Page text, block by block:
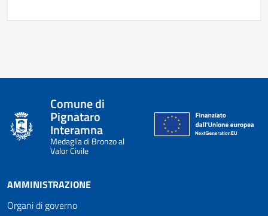
Comune di
Pignataro
Interamna
Medaglia di Bronzo al
Valor Civile
AMMINISTRAZIONE
Organi di governo